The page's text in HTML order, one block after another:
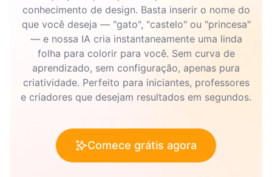
conhecimento de design. Basta inserir o nome do
que você deseja — "gato", "castelo" ou "princesa"
— e nossa IA cria instantaneamente uma linda
folha para colorir para você. Sem curva de
aprendizado, sem configuração, apenas pura
criatividade. Perfeito para iniciantes, professores
e criadores que desejam resultados em segundos.
Comece grátis agora